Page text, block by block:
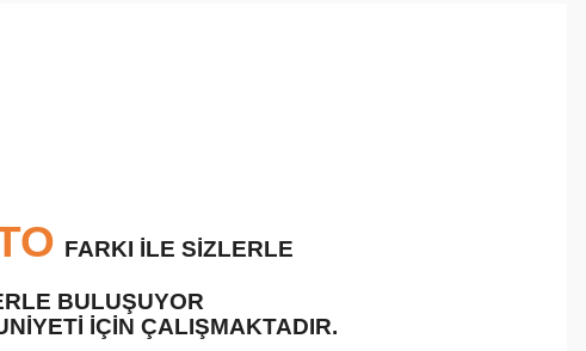
FARKI İLE SİZLERLE
BULUŞUYOR
İÇİN ÇALIŞMAKTADIR.